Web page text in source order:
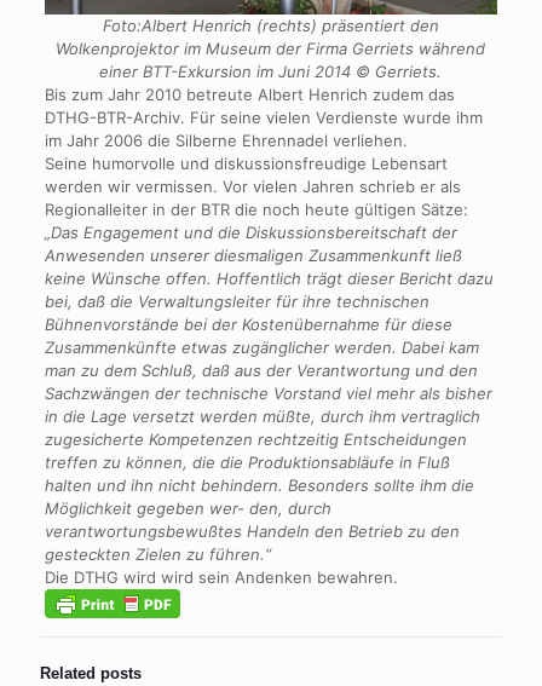
Foto:Albert Henrich (rechts) präsentiert den
Wolkenprojektor im Museum der Firma Gerriets während
einer BTT-Exkursion im Juni 2014 © Gerriets.
Bis zum Jahr 2010 betreute Albert Henrich zudem das
DTHG-BTR-Archiv. Für seine vielen Verdienste wurde ihm
im Jahr 2006 die Silberne Ehrennadel verliehen.
Seine humorvolle und diskussionsfreudige Lebensart
werden wir vermissen. Vor vielen Jahren schrieb er als
Regionalleiter in der BTR die noch heute gültigen Sätze:
„Das Engagement und die Diskussionsbereitschaft der
Anwesenden unserer diesmaligen Zusammenkunft ließ
keine Wünsche offen. Hoffentlich trägt dieser Bericht dazu
bei, daß die Verwaltungsleiter für ihre technischen
Bühnenvorstände bei der Kostenübernahme für diese
Zusammenkünfte etwas zugänglicher werden. Dabei kam
man zu dem Schluß, daß aus der Verantwortung und den
Sachzwängen der technische Vorstand viel mehr als bisher
in die Lage versetzt werden müßte, durch ihm vertraglich
zugesicherte Kompetenzen rechtzeitig Entscheidungen
treffen zu können, die die Produktionsabläufe in Fluß
halten und ihn nicht behindern. Besonders sollte ihm die
Möglichkeit gegeben wer- den, durch
verantwortungsbewußtes Handeln den Betrieb zu den
gesteckten Zielen zu führen.“
Die DTHG wird wird sein Andenken bewahren.
Related posts